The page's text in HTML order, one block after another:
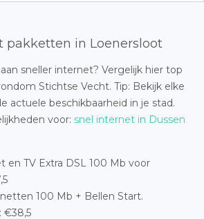
pakketten in Loenersloot
sneller internet? Vergelijk hier top
Stichtse Vecht. Tip: Bekijk elke
actuele beschikbaarheid in je stad.
voor: snel internet in Dussen
en TV Extra DSL 100 Mb voor
100 Mb + Bellen Start.
€38,5